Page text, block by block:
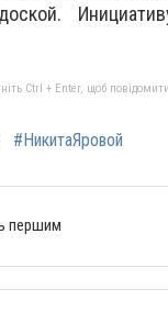
Ctrl + Enter, щоб
#НикитаЯровой
першим